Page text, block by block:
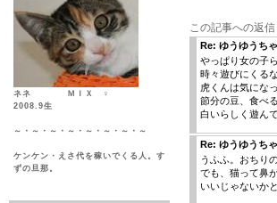
ネネ ＭＩＸ ♀
2008.9生
～・～・～・～・～・～・～・～
ケンケン・えさ代を稼いでくる人。す
ずの旦那。
この記事への返信
Re: ゆうゆうち
やっぱり女の子
時々遊びにくる
虎くんは気にな
節分の豆、食べ
白いらしく遊ん
Re: ゆうゆうち
うふふ。おちり
でも、猫って鼻
いいじゃないか